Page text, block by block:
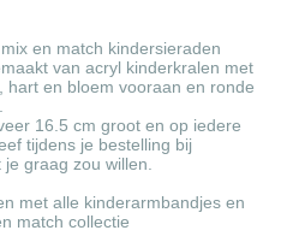
en match kindersieraden
van acryl kinderkralen met
en bloem vooraan en ronde
16.5 cm groot en op iedere
tijdens je bestelling bij
graag zou willen.
met alle kinderarmbandjes en
match collectie